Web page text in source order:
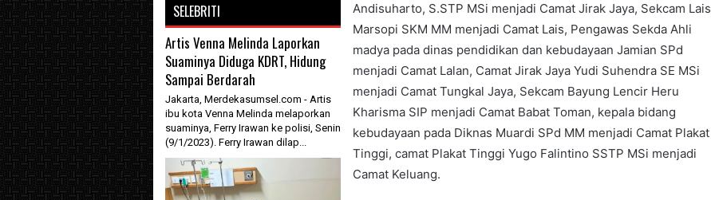
Andisuharto, S.STP MSi menjadi Camat Jirak Jaya, Sekcam Lais
Marsopi SKM MM menjadi Camat Lais, Pengawas Sekda Ahli
madya pada dinas pendidikan dan kebudayaan Jamian SPd
menjadi Camat Lalan, Camat Jirak Jaya Yudi Suhendra SE MSi
menjadi Camat Tungkal Jaya, Sekcam Bayung Lencir Heru
Kharisma SIP menjadi Camat Babat Toman, kepala bidang
kebudayaan pada Diknas Muardi SPd MM menjadi Camat Plakat
Tinggi, camat Plakat Tinggi Yugo Falintino SSTP MSi menjadi
Camat Keluang.
SELEBRITI
Artis Venna Melinda Laporkan
Suaminya Diduga KDRT, Hidung
Sampai Berdarah
Jakarta, Merdekasumsel.com - Artis
ibu kota Venna Melinda melaporkan
suaminya, Ferry Irawan ke polisi, Senin
(9/1/2023). Ferry Irawan dilap...